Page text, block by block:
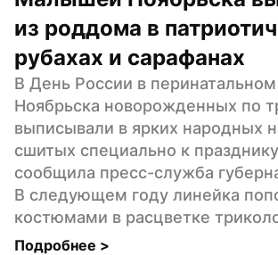
из роддома в
рубахах и сарафанах
В День России в
Ноябрьска новорожденных по
выписывали в ярких народных
сшитых специально к
сообщила пресс-служба
В следующем году линейка
костюмами в расцветке
Подробнее >